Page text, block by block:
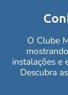
Sede
E-Mails
Pergunta 2
Pergunta 3
O Clube
instalações e
Descubra